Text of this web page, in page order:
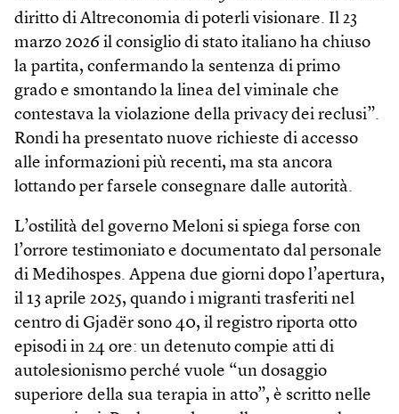
diritto di Altreconomia di poterli visionare. Il 23
marzo 2026 il consiglio di stato italiano ha chiuso
la partita, confermando la sentenza di primo
grado e smontando la linea del viminale che
contestava la violazione della privacy dei reclusi”.
Rondi ha presentato nuove richieste di accesso
alle informazioni più recenti, ma sta ancora
lottando per farsele consegnare dalle autorità.
L’ostilità del governo Meloni si spiega forse con
l’orrore testimoniato e documentato dal personale
di Medihospes. Appena due giorni dopo l’apertura,
il 13 aprile 2025, quando i migranti trasferiti nel
centro di Gjadër sono 40, il registro riporta otto
episodi in 24 ore: un detenuto compie atti di
autolesionismo perché vuole “un dosaggio
superiore della sua terapia in atto”, è scritto nelle